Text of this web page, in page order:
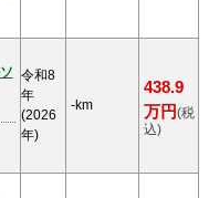
令和8
年
(2026
年)
-km
438.9
万円(税
込)